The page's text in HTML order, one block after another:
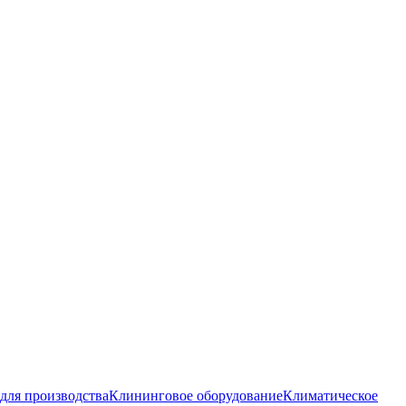
производстваКлининговое оборудованиеКлиматическое